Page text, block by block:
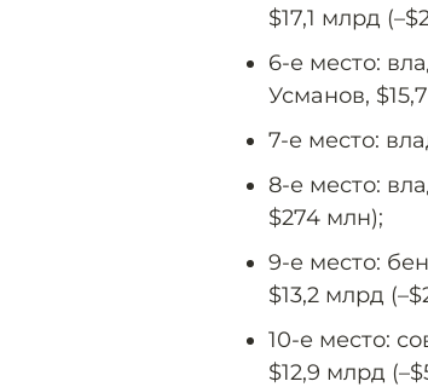
$17,1 млрд
6-е место:
Усманов,
7-е место:
8-е место:
$274 млн);
9-е место:
$13,2 млрд
10-е место:
$12,9 млрд